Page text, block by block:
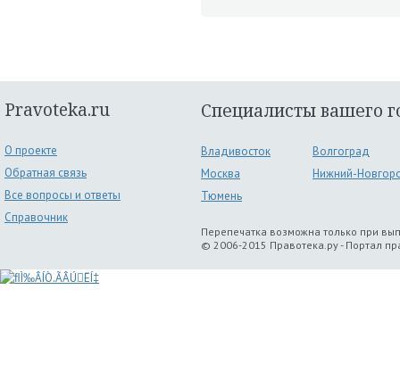
Pravoteka.ru
О проекте
Обратная связь
Все вопросы и ответы
Справочник
Специалисты вашего
Владивосток
Волгоград
Москва
Нижний-
Тюмень
Перепечатка возможна только при
© 2006-2015 Правотека.ру - Портал